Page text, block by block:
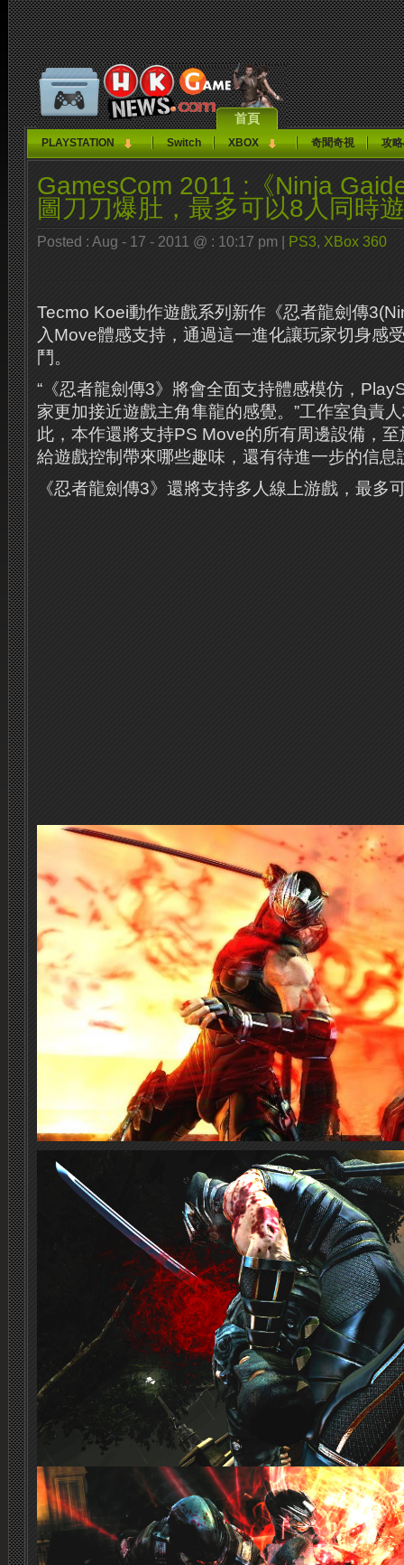
首頁
PLAYSTATION Switch XBOX 奇聞奇視 攻
GamesCom 2011 :《Ninja
圖刀刀爆肚，最多可以8人同時
Posted : Aug - 17 - 2011 @ : 10:17 pm | PS3, XBox 360
Tecmo Koei動作遊戲系列新作《忍者龍劍傳
入Move體感支持，通過這一進化讓玩家切身感
鬥。
“《忍者龍劍傳3》將會全面支持體感模仿，
家更加接近遊戲主角隼龍的感覺。”工作室負責
此，本作還將支持PS Move的所有周邊設備，
給遊戲控制帶來哪些趣味，還有待進一步的信息
《忍者龍劍傳3》還將支持多人線上游戲，最多